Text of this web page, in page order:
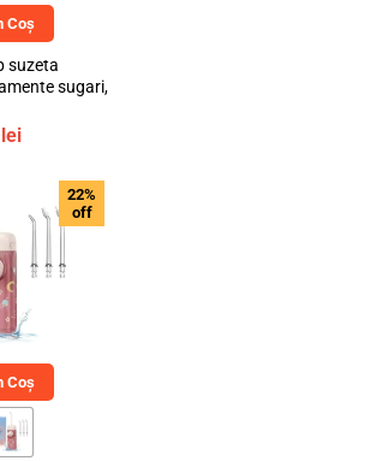
Coș
suzeta
sugari,
lei
22%
off
Coș